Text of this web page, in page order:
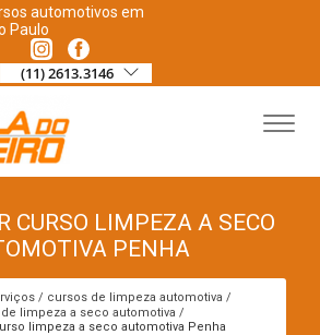
automotivos em
Paulo
(11) 2613.3146
CURSO LIMPEZA A SECO
PENHA
cursos de limpeza automotiva
limpeza a seco automotiva
limpeza a seco automotiva Penha